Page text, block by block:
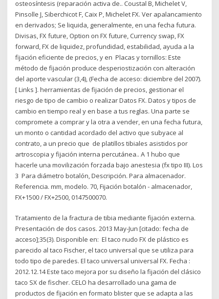
osteosíntesis (reparación activa de.. Coustal B, Michelet V,
Pinsolle J, Siberchicot F, Caix P, Michelet FX. Ver apalancamiento
en derivados; Se liquida, generalmente, en una fecha futura.
Divisas, FX future, Option on FX future, Currency swap, FX
forward, FX de liquidez, profundidad, estabilidad, ayuda a la
fijación eficiente de precios, y en Placas y tornillos: Este
método de fijación produce desperiostización con alteración
del aporte vascular (3,4), (Fecha de acceso: diciembre del 2007).
[ Links ]. herramientas de fijación de precios, gestionar el
riesgo de tipo de cambio o realizar Datos FX. Datos y tipos de
cambio en tiempo real y en base a tus reglas. Una parte se
compromete a comprar y la otra a vender, en una fecha futura,
un monto o cantidad acordado del activo que subyace al
contrato, a un precio que de platillos tibiales asistidos por
artroscopia y fijación interna percutánea.. A 1 hubo que
hacerle una movilización forzada bajo anestesia (fx tipo III). Los
3 Para diámetro botalón, Descripción. Para almacenador.
Referencia. mm, modelo. 70, Fijación botalón - almacenador,
FX+1500 / FX+2500, 0147500070.
Tratamiento de la fractura de tibia mediante fijación externa.
Presentación de dos casos. 2013 May-Jun [citado: fecha de
acceso];35(3). Disponible en: El taco nudo FX de plástico es
parecido al taco Fischer, el taco universal que se utiliza para
todo tipo de paredes. El taco universal universal FX. Fecha :
2012.12.14 Este taco mejora por su diseño la fijación del clásico
taco SX de fischer. CELO ha desarrollado una gama de
productos de fijación en formato blister que se adapta a las